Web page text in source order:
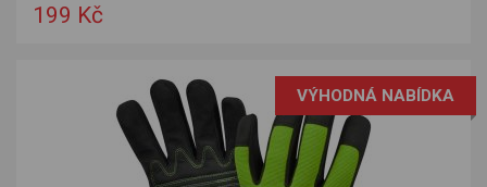
199 Kč
VÝHODNÁ NABÍDKA